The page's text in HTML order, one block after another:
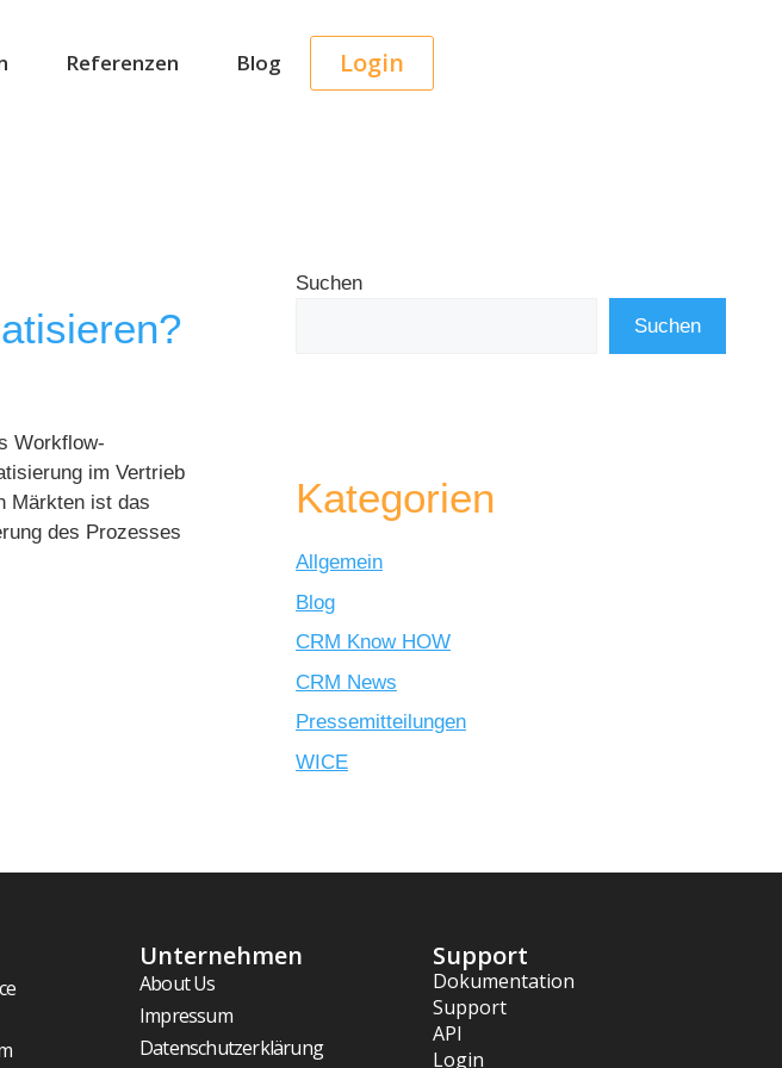
Referenzen Blog Login
Workflow-
im Vertrieb
Märkten ist das
des Prozesses
Suchen
Suchen
Kategorien
Allgemein
Blog
CRM Know HOW
CRM News
Pressemitteilungen
WICE
Unternehmen
About Us
Impressum
Datenschutzerklärung
Support
Dokumentation
Support
API
Login